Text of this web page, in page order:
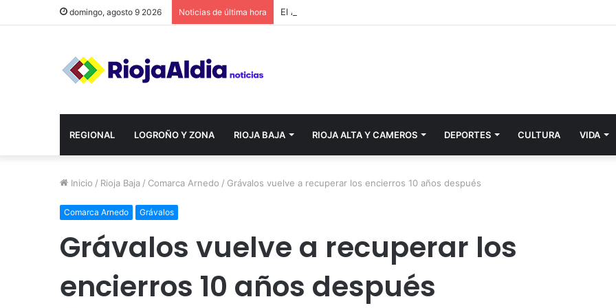
domingo, agosto 9 2026 Noticias de última hora
REGIONAL LOGROÑO Y ZONA RIOJA BAJA RIOJA ALTA Y CAMEROS DEPORTES CULTURA VIDA
Inicio / Rioja Baja / Comarca Arnedo / Grávalos vuelve a recuperar los encierros 10 años después
Comarca Arnedo Grávalos
Grávalos vuelve a recuperar los
encierros 10 años después